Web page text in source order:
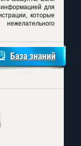
для
которые
База знаний